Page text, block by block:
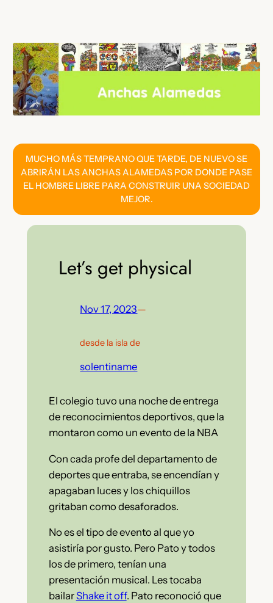
contenido
MUCHO MÁS TEMPRANO QUE TARDE, DE NUEVO SE
ABRIRÁN LAS ANCHAS ALAMEDAS POR DONDE PASE
EL HOMBRE LIBRE PARA CONSTRUIR UNA SOCIEDAD
MEJOR.
Let’s get physical
Nov 17, 2023—
desde la isla de
solentiname
El colegio tuvo una noche de entrega
de reconocimientos deportivos, que la
montaron como un evento de la NBA
Con cada profe del departamento de
deportes que entraba, se encendían y
apagaban luces y los chiquillos
gritaban como desaforados.
No es el tipo de evento al que yo
asistiría por gusto. Pero Pato y todos
los de primero, tenían una
presentación musical. Les tocaba
bailarShake it off. Pato reconoció que